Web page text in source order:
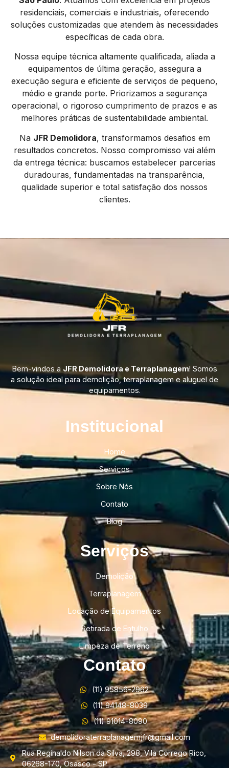
residenciais, comerciais e industriais, oferecendo
soluções customizadas que atendem às necessidades
específicas de cada obra.
Nossa equipe técnica altamente qualificada, aliada a
equipamentos de última geração, assegura a
execução segura e eficiente de serviços de pequeno,
médio e grande porte. Priorizamos a segurança
operacional, o rigoroso cumprimento de prazos e as
melhores práticas de sustentabilidade ambiental.
Na JFR Demolidora, transformamos desafios em
resultados concretos. Nosso compromisso vai além
da entrega técnica: buscamos estabelecer parcerias
duradouras, fundamentadas na transparência,
qualidade superior e total satisfação dos nossos
clientes.
Bem-vindos a JFR Demolidora e Terraplanagem! Somos
a solução ideal para demolição, terraplanagem e aluguel de
equipamentos.
Institucional​
Home
Serviços
Sobre Nós
Contato
Blog
Serviços
Demolição
Terraplanagem
Locação de Equipamentos
Retirada de Entulho
Limpeza de Terreno
Contato
(11) 95856-2962
(11) 94148-8039
(11) 91014-8090
demolidoraterraplanagemjfr@gmail.com
Rua Reginaldo Nilson da Silva, 298, Vila Corrego Rico,
06268-170, Osasco - SP